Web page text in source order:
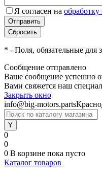
Я согласен на
* - Поля, обязательные для
Сообщение отправлено
Ваше сообщение успешно
Вами свяжется наш
Закрыть окно
info@big-motors.parts
0
0
0 В корзине пока пусто
Каталог товаров